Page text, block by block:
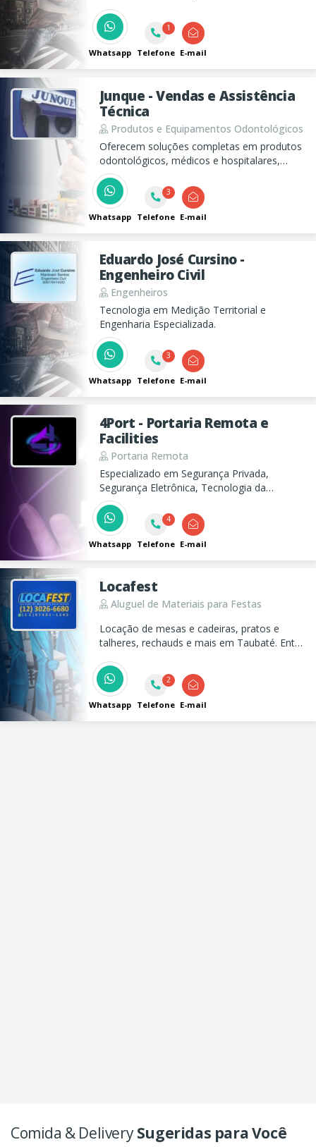
problemas! Soldas Especiais é aqui no Rei
das Soldas!!!
Whatsapp
1
Telefone E-mail
Junque - Vendas e Assistência
Técnica
Produtos e Equipamentos Odontológicos
Oferecem soluções completas em produtos
odontológicos, médicos e hospitalares,
desde a venda até a assistência técnica.
Whatsapp
3
Telefone E-mail
Eduardo José Cursino -
Engenheiro Civil
Engenheiros
Tecnologia em Medição Territorial e
Engenharia Especializada.
Whatsapp
3
Telefone E-mail
4Port - Portaria Remota e
Facilities
Portaria Remota
Especializado em Segurança Privada,
Segurança Eletrônica, Tecnologia da
Informação, Automação Industrial e
Facilities. Nossa equipe de profissionais
altamente qualificados oferece solução de
alta tecnologia para garantir proteção,
eficiência e inovação.
Whatsapp
4
Telefone E-mail
Locafest
Aluguel de Materiais para Festas
Locação de mesas e cadeiras, pratos e
talheres, rechauds e mais em Taubaté. Entre
seu evento!
Whatsapp
2
Telefone E-mail
Comida & DeliverySugeridas para Você